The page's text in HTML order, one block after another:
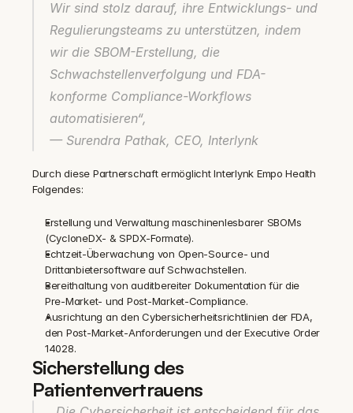
Wir sind stolz darauf, ihre Entwicklungs- und
Regulierungsteams zu unterstützen, indem
wir die SBOM-Erstellung, die
Schwachstellenverfolgung und FDA-
konforme Compliance-Workflows
automatisieren“,
— Surendra Pathak, CEO, Interlynk
Durch diese Partnerschaft ermöglicht Interlynk Empo Health
Folgendes:
Erstellung und Verwaltung maschinenlesbarer SBOMs
(CycloneDX- & SPDX-Formate).
Echtzeit-Überwachung von Open-Source- und
Drittanbietersoftware auf Schwachstellen.
Bereithaltung von auditbereiter Dokumentation für die
Pre-Market- und Post-Market-Compliance.
Ausrichtung an den Cybersicherheitsrichtlinien der FDA,
den Post-Market-Anforderungen und der Executive Order
14028.
Sicherstellung des
Patientenvertrauens